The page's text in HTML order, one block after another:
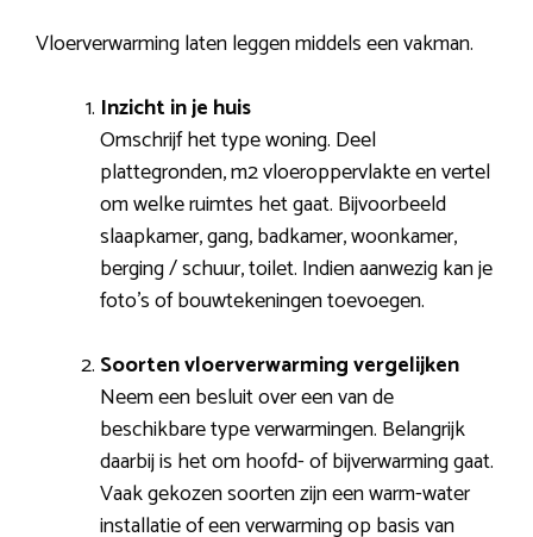
Vloerverwarming laten leggen middels een vakman.
Inzicht in je huis
Omschrijf het type woning. Deel
plattegronden, m2 vloeroppervlakte en vertel
om welke ruimtes het gaat. Bijvoorbeeld
slaapkamer, gang, badkamer, woonkamer,
berging / schuur, toilet. Indien aanwezig kan je
foto’s of bouwtekeningen toevoegen.
Soorten vloerverwarming vergelijken
Neem een besluit over een van de
beschikbare type verwarmingen. Belangrijk
daarbij is het om hoofd- of bijverwarming gaat.
Vaak gekozen soorten zijn een warm-water
installatie of een verwarming op basis van